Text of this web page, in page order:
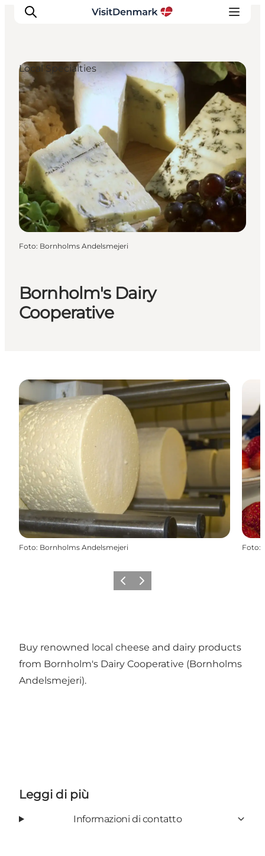
Ispirazioni
Dove andare
Cosa fare
Dove dormire
Pianifica il viaggio
Bornholm's Dairy
Cooperative
Local Specialties
Foto: Bornholms Andelsmejeri
Foto: Bornholms Andelsmejeri Foto:
Precedente
Avanti
Buy renowned local cheese and dairy products
from Bornholm's Dairy Cooperative (Bornholms
Andelsmejeri).
Leggi di più
Informazioni di contatto